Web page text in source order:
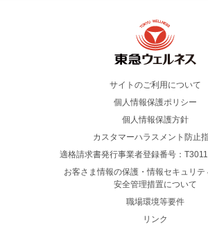
サイトのご利用について
個人情報保護ポリシー
個人情報保護方針
カスタマーハラスメント防止
適格請求書発行事業者登録番号：
お客さま情報の保護・情報セキュリテ
安全管理措置について
職場環境等要件
リンク